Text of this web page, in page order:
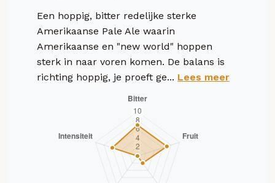
Een hoppig, bitter redelijke sterke
Amerikaanse Pale Ale waarin
Amerikaanse en "new world" hoppen
sterk in naar voren komen. De balans is
richting hoppig, je proeft ge... Lees meer